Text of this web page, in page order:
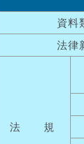
資料
法律
法 規